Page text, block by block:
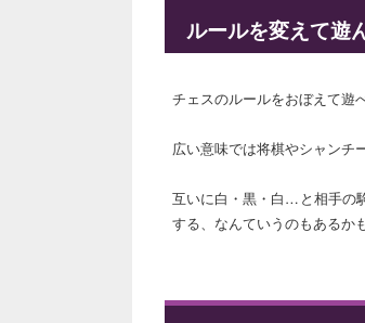
ルールを変えて遊
チェスのルールをおぼえて遊
広い意味では将棋やシャンチ
互いに白・黒・白…と相手の
する、なんていうのもあるか